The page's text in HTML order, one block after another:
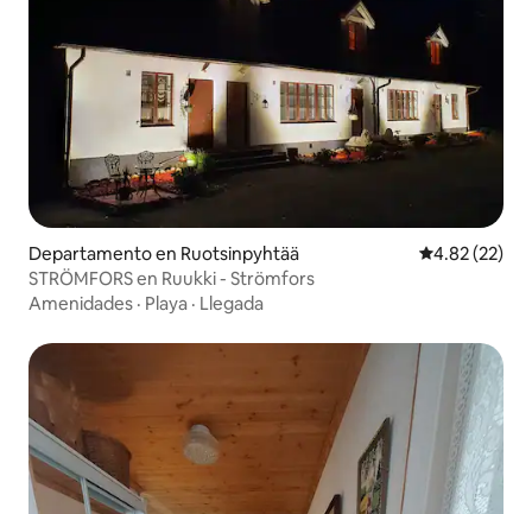
Departamento en Ruotsinpyhtää Calificación
4.82 (22)
STRÖMFORS en Ruukki - Strömfors
Amenidades · Playa · Llegada